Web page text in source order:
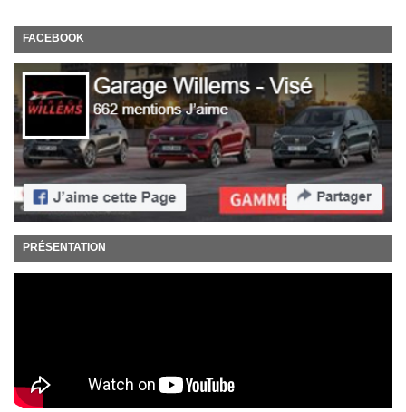
FACEBOOK
PRÉSENTATION